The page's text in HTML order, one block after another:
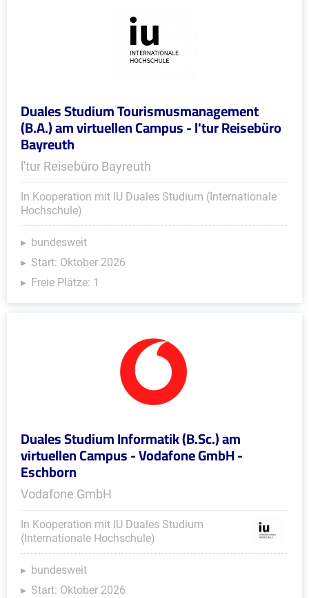
Duales Studium Tourismusmanagement
(B.A.) am virtuellen Campus - l'tur Reisebüro
Bayreuth
l'tur Reisebüro Bayreuth
In Kooperation mit IU Duales Studium (Internationale
Hochschule)
bundesweit
Start: Oktober 2026
Freie Plätze: 1
Duales Studium Informatik (B.Sc.) am
virtuellen Campus - Vodafone GmbH -
Eschborn
Vodafone GmbH
In Kooperation mit IU Duales Studium
(Internationale Hochschule)
bundesweit
Start: Oktober 2026